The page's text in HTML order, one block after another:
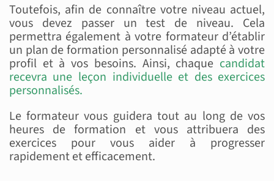
Toutefois, afin de connaître votre niveau actuel,
vous devez passer un test de niveau. Cela
permettra également à votre formateur d’établir
un plan de formation personnalisé adapté à votre
profil et à vos besoins. Ainsi, chaque candidat
recevra une leçon individuelle et des exercices
personnalisés.
Le formateur vous guidera tout au long de vos
heures de formation et vous attribuera des
exercices pour vous aider à progresser
rapidement et efficacement.